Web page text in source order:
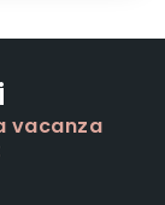
vacanza